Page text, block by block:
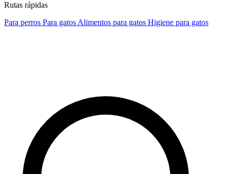
Rutas rápidas
Para perros Para gatos Alimentos para gatos Higiene para gatos